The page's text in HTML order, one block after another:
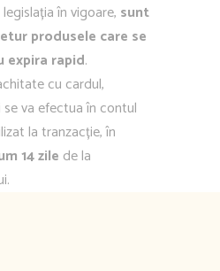
în vigoare, sunt
produsele care se
expira rapid.
cu cardul,
va efectua în contul
la tranzacție, în
14 zile de la